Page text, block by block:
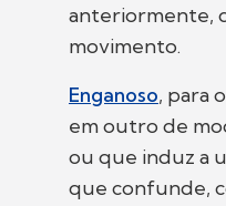
anteriormente,
movimento.
Enganoso, para
em outro de
ou que induz a
que confunde,